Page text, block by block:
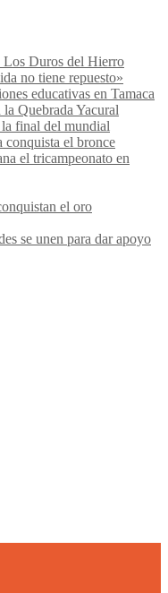
Los Duros del Hierro
no tiene repuesto»
educativas en Tamaca
Quebrada Yacural
la final del mundial
conquista el bronce
el tricampeonato en
el oro
se unen para dar apoyo